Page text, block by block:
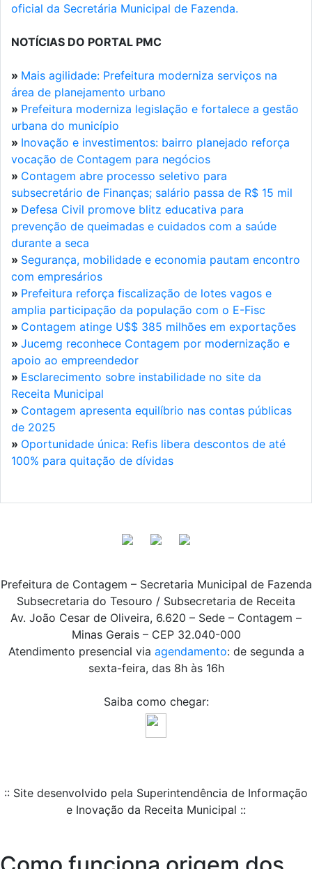
oficial da Secretária Municipal de Fazenda.
NOTÍCIAS DO PORTAL PMC
» Mais agilidade: Prefeitura moderniza serviços na
área de planejamento urbano
» Prefeitura moderniza legislação e fortalece a gestão
urbana do município
» Inovação e investimentos: bairro planejado reforça
vocação de Contagem para negócios
» Contagem abre processo seletivo para
subsecretário de Finanças; salário passa de R$ 15 mil
» Defesa Civil promove blitz educativa para
prevenção de queimadas e cuidados com a saúde
durante a seca
» Segurança, mobilidade e economia pautam encontro
com empresários
» Prefeitura reforça fiscalização de lotes vagos e
amplia participação da população com o E-Fisc
» Contagem atinge U$$ 385 milhões em exportações
» Jucemg reconhece Contagem por modernização e
apoio ao empreendedor
» Esclarecimento sobre instabilidade no site da
Receita Municipal
» Contagem apresenta equilíbrio nas contas públicas
de 2025
» Oportunidade única: Refis libera descontos de até
100% para quitação de dívidas
Prefeitura de Contagem – Secretaria Municipal de Fazenda
Subsecretaria do Tesouro / Subsecretaria de Receita
Av. João Cesar de Oliveira, 6.620 – Sede – Contagem –
Minas Gerais – CEP 32.040-000
Atendimento presencial via agendamento: de segunda a
sexta-feira, das 8h às 16h
Saiba como chegar:
:: Site desenvolvido pela Superintendência de Informação
e Inovação da Receita Municipal ::